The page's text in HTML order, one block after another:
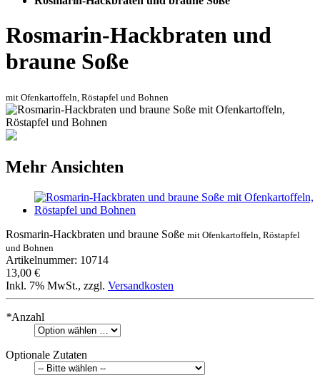
Rosmarin-Hackbraten und
braune Soße
mit Ofenkartoffeln, Röstapfel und Bohnen
Mehr Ansichten
Rosmarin-Hackbraten und braune Soße mit Ofenkartoffeln, Röstapfel
und Bohnen
Artikelnummer: 10714
13,00 €
Inkl. 7% MwSt., zzgl. Versandkosten
*Anzahl
Optionale Zutaten